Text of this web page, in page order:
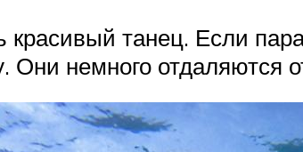
красивый танец. Если
Они немного отдаляются